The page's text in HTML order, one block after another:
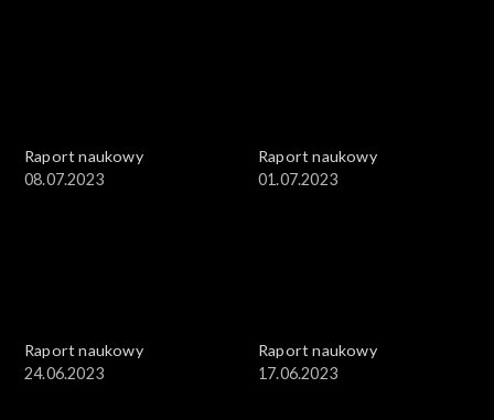
Raport naukowy
08.07.2023
Raport naukowy
01.07.2023
Raport naukowy
24.06.2023
Raport naukowy
17.06.2023